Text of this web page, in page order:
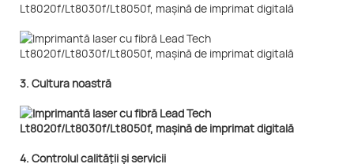
3. Cultura noastră
4. Controlul calității și servicii